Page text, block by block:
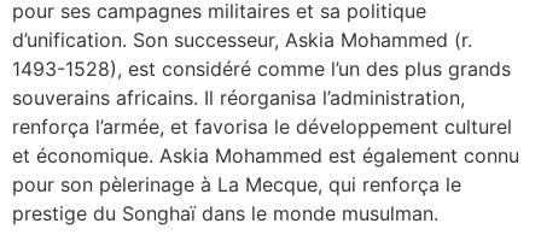
pour ses campagnes militaires et sa politique
d’unification. Son successeur, Askia Mohammed (r.
1493-1528), est considéré comme l’un des plus grands
souverains africains. Il réorganisa l’administration,
renforça l’armée, et favorisa le développement culturel
et économique. Askia Mohammed est également connu
pour son pèlerinage à La Mecque, qui renforça le
prestige du Songhaï dans le monde musulman.